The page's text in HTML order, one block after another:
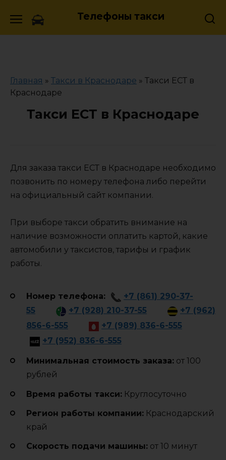
Телефоны такси
Главная » Такси в Краснодаре » Такси ЕСТ в
Краснодаре
Такси ЕСТ в Краснодаре
Для заказа такси ЕСТ в Краснодаре необходимо
позвонить по номеру телефона либо перейти
на официальный сайт компании.
При выборе такси обратить внимание на
наличие возможности оплатить картой, какие
автомобили у таксистов, тарифы и график
работы.
Номер телефона:
+7 (861) 290-37-
55
+7 (928) 210-37-55
+7 (962)
856-6-555
+7 (989) 836-6-555
+7 (952) 836-6-555
Минимальная стоимость заказа: от 100
рублей
Время работы такси: Круглосуточно
Регион работы компании: Краснодарский
край
Cкорость подачи машины: от 10 минут